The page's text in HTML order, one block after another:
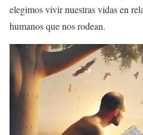
elegimos vivir nuestras vidas en
humanos que nos rodean.